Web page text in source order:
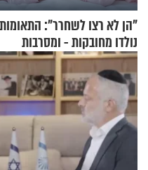
"הן לא רצו לשחרר": התאומות
נולדו מחובקות - ומסרבות
להיפרד